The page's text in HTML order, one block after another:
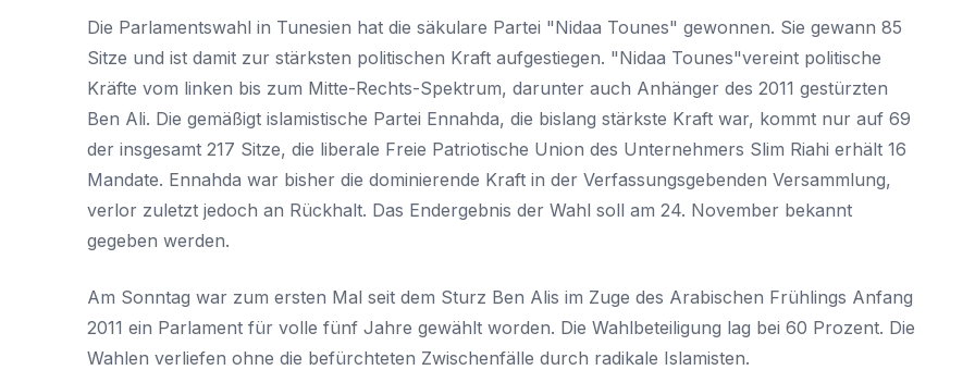
Die Parlamentswahl in Tunesien hat die säkulare Partei "Nidaa Tounes" gewonnen. Sie gewann 85
Sitze und ist damit zur stärksten politischen Kraft aufgestiegen. "Nidaa Tounes"vereint politische
Kräfte vom linken bis zum Mitte-Rechts-Spektrum, darunter auch Anhänger des 2011 gestürzten
Ben Ali. Die gemäßigt islamistische Partei Ennahda, die bislang stärkste Kraft war, kommt nur auf 69
der insgesamt 217 Sitze, die liberale Freie Patriotische Union des Unternehmers Slim Riahi erhält 16
Mandate. Ennahda war bisher die dominierende Kraft in der Verfassungsgebenden Versammlung,
verlor zuletzt jedoch an Rückhalt. Das Endergebnis der Wahl soll am 24. November bekannt
gegeben werden.
Am Sonntag war zum ersten Mal seit dem Sturz Ben Alis im Zuge des Arabischen Frühlings Anfang
2011 ein Parlament für volle fünf Jahre gewählt worden. Die Wahlbeteiligung lag bei 60 Prozent. Die
Wahlen verliefen ohne die befürchteten Zwischenfälle durch radikale Islamisten.
Hier klicken um sich anzumelden